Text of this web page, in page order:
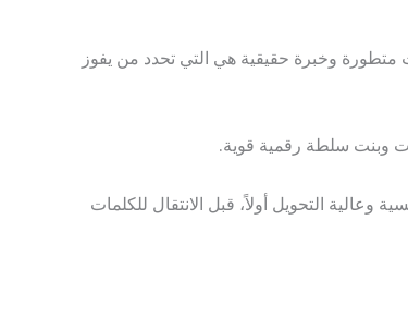
متطورة وخبرة حقيقية هي التي تحدد من يفوز
وبنت سلطة رقمية قوية.
التحويل أولاً، قبل الانتقال للكلمات